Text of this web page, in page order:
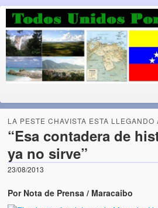
Luchando por la
Fuera el chavismo, la peor peste
Home
LA PESTE CHAVISTA ESTA LLEGANDO
“Esa contadera de
ya no sirve”
23/08/2013
Por Nota de Prensa / Maracaibo